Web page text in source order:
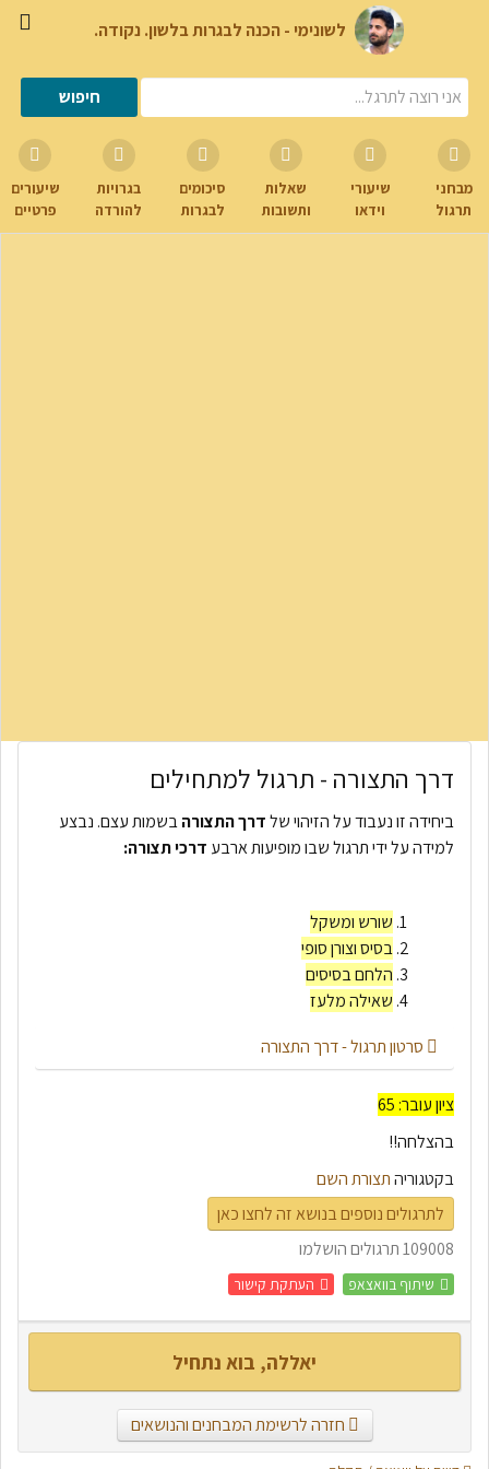
לשונימי - הכנה לבגרות בלשון. נקודה.
מבחני
תרגול
שיעורי
וידאו
שאלות
ותשובות
סיכומים
לבגרות
בגרויות
להורדה
שיעורים
פרטיים
דרך התצורה - תרגול למתחילים
ביחידה זו נעבוד על הזיהוי שלדרך התצורהבשמות עצם. נבצע
למידה על ידי תרגול שבו מופיעות ארבע דרכי תצורה:
שורש ומשקל
בסיס וצורן סופי
הלחם בסיסים
שאילה מלעז
סרטון תרגול - דרך התצורה
ציון עובר: 65
בהצלחה!!
בקטגוריהתצורת השם
לתרגולים נוספים בנושא זה לחצו כאן
109008 תרגולים הושלמו
שיתוף בוואצאפ העתקת קישור
יאללה, בוא נתחיל
חזרה לרשימת המבחנים והנושאים